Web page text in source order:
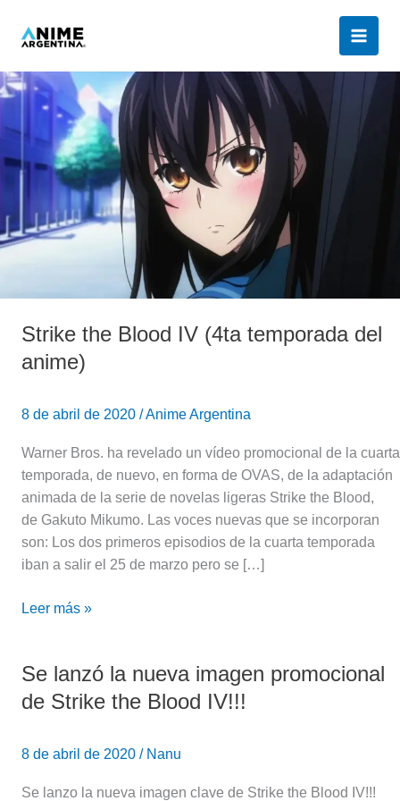
Strike the Blood IV (4ta temporada del
anime)
8 de abril de 2020 /Anime Argentina
Warner Bros. ha revelado un vídeo promocional de la cuarta
temporada, de nuevo, en forma de OVAS, de la adaptación
animada de la serie de novelas ligeras Strike the Blood,
de Gakuto Mikumo. Las voces nuevas que se incorporan
son: Los dos primeros episodios de la cuarta temporada
iban a salir el 25 de marzo pero se […]
Strike
(4ta
temporada
del
anime)
Leer más »
Se lanzó la nueva imagen promocional
de Strike the Blood IV!!!
8 de abril de 2020 / Nanu
Se lanzo la nueva imagen clave de Strike the Blood IV!!!
Se
lanzó
imagen